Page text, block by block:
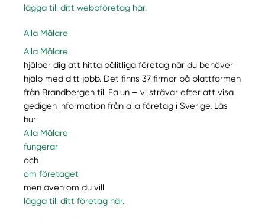
lägga till ditt webbföretag här.
Alla Målare
Alla Målare
hjälper dig att hitta pålitliga företag när du behöver
hjälp med ditt jobb. Det finns 37 firmor på plattformen
från Brandbergen till Falun – vi strävar efter att visa
gedigen information från alla företag i Sverige. Läs
hur
Alla Målare
fungerar
och
om företaget
men även om du vill
lägga till ditt företag här.